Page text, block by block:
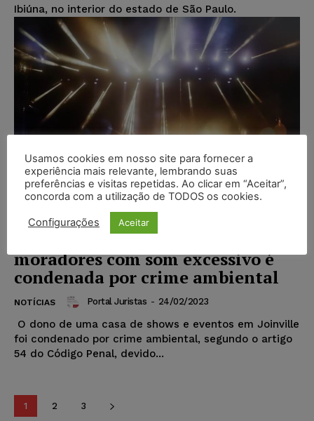
Ibiúna, no interior do estado de São Paulo.
Casa de shows que perturbou
moradores com som excessivo é
condenada por crime ambiental
NOTÍCIAS Portal Juristas - 24/02/2023
O dono de uma casa de shows e eventos em Joinville
foi condenado por crime ambiental, segundo o artigo
54 do Código Penal, devido...
1 2 3
Usamos cookies em nosso site para fornecer a
experiência mais relevante, lembrando suas
preferências e visitas repetidas. Ao clicar em “Aceitar”,
concorda com a utilização de TODOS os cookies.
Configurações Aceitar